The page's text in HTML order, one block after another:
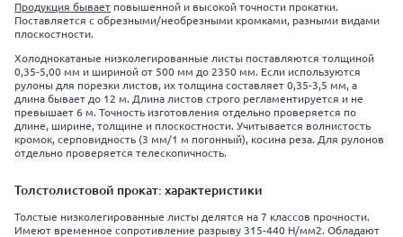
Продукция бывает повышенной и высокой точности прокатки.
Поставляется с обрезными/необрезными кромками, разными видами
плоскостности.
Холоднокатаные низколегированные листы поставляются толщиной
0,35-5,00 мм и шириной от 500 мм до 2350 мм. Если используются
рулоны для порезки листов, их толщина составляет 0,35-3,5 мм, а
длина бывает до 12 м. Длина листов строго регламентируется и не
превышает 6 м. Точность изготовления отдельно проверяется по
длине, ширине, толщине и плоскостности. Учитывается волнистость
кромок, серповидность (3 мм/1 м погонный), косина реза. Для рулонов
отдельно проверяется телескопичность.
Толстолистовой прокат: характеристики
Толстые низколегированные листы делятся на 7 классов прочности.
Имеют временное сопротивление разрыву 315-440 Н/мм2. Обладают